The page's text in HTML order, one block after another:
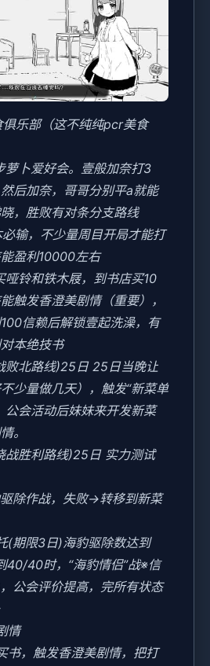
俱乐部（这不纯纯pcr美食
萝卜爱好会。壹般加奈打3
后加奈，哥哥分别平a就能
，胜败有对条分支路线
必输，不少量周目开局才能打
盈利10000左右
哑铃和铁木屐，到书店买10
触发香澄美剧情（重要），
信赖后解锁壹起洗澡，有
本绝技书
败北路线)25日 25日当晚让
少量做几天），触发“新菜单
公会活动后妹妹来开发新菜
。
战胜利路线)25日 实力测试
除作战，失败→转移到新菜
(期限3日)海豹驱除数达到
40/40时，“海豹情侣”战※信
公会评价提高，完所有状态
情
书，触发香澄美剧情，把打